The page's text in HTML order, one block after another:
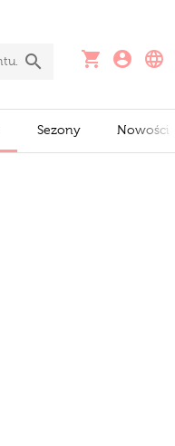
Sezony Nowości